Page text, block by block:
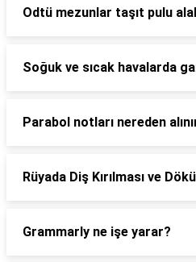
Odtü mezunlar taşıt pulu
Soğuk ve sıcak havalarda
Parabol notları nereden
Rüyada Diş Kırılması ve
Grammarly ne işe yarar?